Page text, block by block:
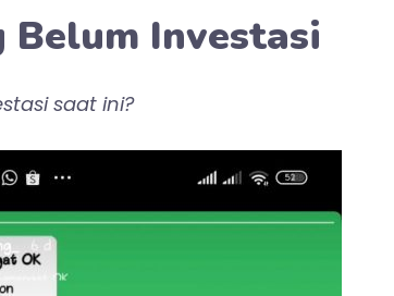
Belum Investasi
saat ini?